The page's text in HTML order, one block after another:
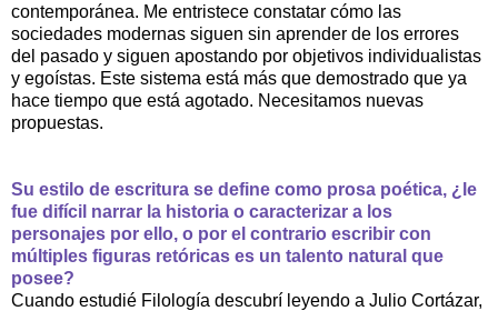
contemporánea. Me entristece constatar cómo las
sociedades modernas siguen sin aprender de los errores
del pasado y siguen apostando por objetivos individualistas
y egoístas. Este sistema está más que demostrado que ya
hace tiempo que está agotado. Necesitamos nuevas
propuestas.
Su estilo de escritura se define como prosa poética, ¿le
fue difícil narrar la historia o caracterizar a los
personajes por ello, o por el contrario escribir con
múltiples figuras retóricas es un talento natural que
posee?
Cuando estudié Filología descubrí leyendo a Julio Cortázar,